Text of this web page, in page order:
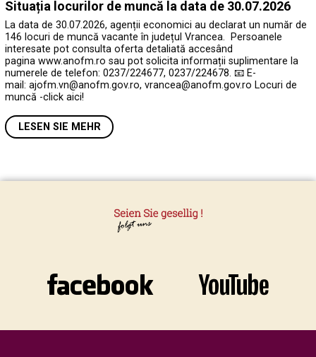
Situația locurilor de muncă la data de 30.07.2026
La data de 30.07.2026, agenții economici au declarat un număr de
146 locuri de muncă vacante în județul Vrancea. Persoanele
interesate pot consulta oferta detaliată accesând
pagina www.anofm.ro sau pot solicita informații suplimentare la
numerele de telefon: 0237/224677, 0237/224678. 📧 E-
mail: ajofm.vn@anofm.gov.ro, vrancea@anofm.gov.ro Locuri de
muncă -click aici!
LESEN SIE MEHR